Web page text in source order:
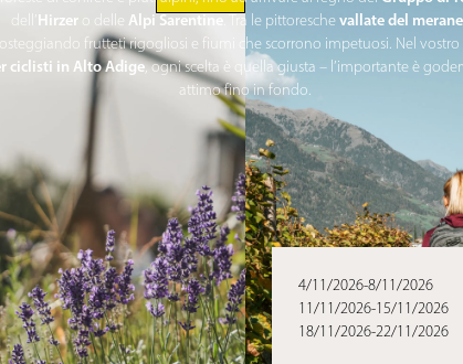
dell’Hirzero delle Alpi Sarentine . Tra le pittoreschevallate del
frutteti rigogliosi e fiumi che scorrono impetuosi. Nel vostro
ciclisti in Alto Adige, ogni scelta è quella giusta – l’importante è
attimo fino in fondo.
4/11/2026-8/11/2026
11/11/2026-15/11/2026
18/11/2026-22/11/2026